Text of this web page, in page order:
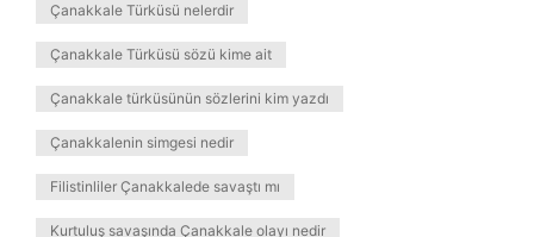
Çanakkale Türküsü nelerdir
Çanakkale Türküsü sözü kime ait
Çanakkale türküsünün sözlerini kim yazdı
Çanakkalenin simgesi nedir
Filistinliler Çanakkalede savaştı mı
Kurtuluş savaşında Çanakkale olayı nedir